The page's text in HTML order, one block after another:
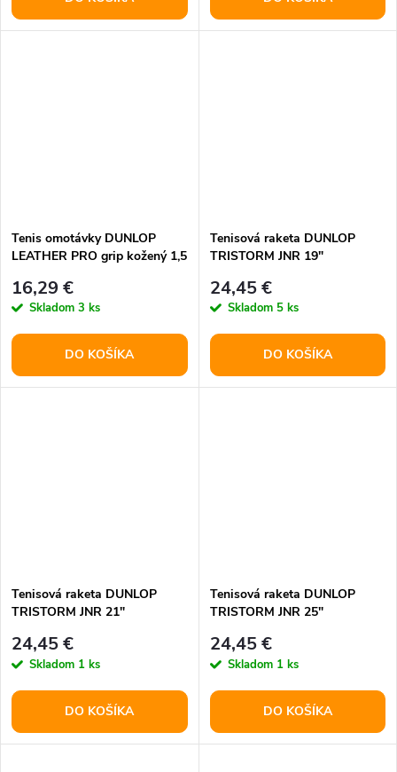
Tenis omotávky DUNLOP
LEATHER PRO grip kožený 1,5
16,29 €
Skladom 3 ks
DO KOŠÍKA
Tenisová raketa DUNLOP
TRISTORM JNR 19"
24,45 €
Skladom 5 ks
DO KOŠÍKA
Tenisová raketa DUNLOP
TRISTORM JNR 21"
24,45 €
Skladom 1 ks
DO KOŠÍKA
Tenisová raketa DUNLOP
TRISTORM JNR 25"
24,45 €
Skladom 1 ks
DO KOŠÍKA